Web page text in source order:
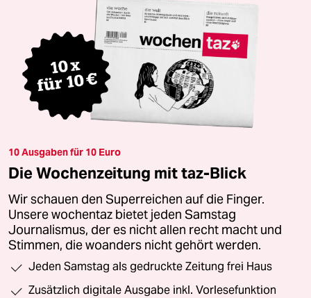
10 Ausgaben für 10 Euro
Die Wochenzeitung mit taz-Blick
Wir schauen den Superreichen auf die Finger.
Unsere wochentaz bietet jeden Samstag
Journalismus, der es nicht allen recht macht und
Stimmen, die woanders nicht gehört werden.
Jeden Samstag als gedruckte Zeitung frei Haus
Zusätzlich digitale Ausgabe inkl. Vorlesefunktion